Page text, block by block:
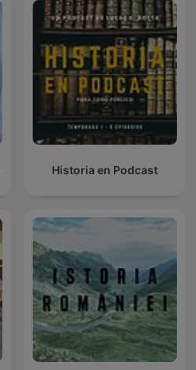
Historia en Podcast